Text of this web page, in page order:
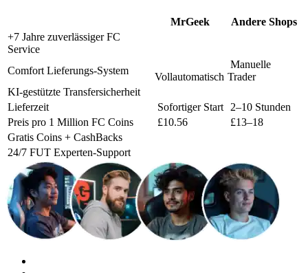
MrGeek
Andere Shops
+7 Jahre zuverlässiger FC
Service
Comfort Lieferungs-System
Vollautomatisch
Manuelle
Trader
KI-gestützte Transfersicherheit
Lieferzeit
Sofortiger Start
2–10 Stunden
Preis pro 1 Million FC Coins
£10.56
£13–18
Gratis Coins + CashBacks
24/7 FUT Experten-Support